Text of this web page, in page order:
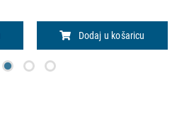
Dodaj u košaricu